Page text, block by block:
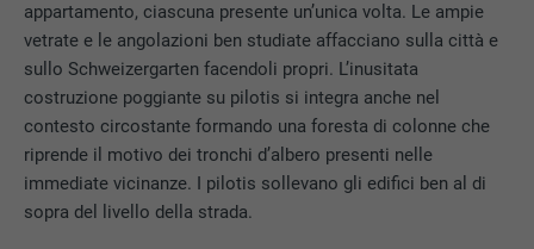
appartamento, ciascuna presente un’unica volta. Le ampie
vetrate e le angolazioni ben studiate affacciano sulla città e
sullo Schweizergarten facendoli propri. L’inusitata
costruzione poggiante su pilotis si integra anche nel
contesto circostante formando una foresta di colonne che
riprende il motivo dei tronchi d’albero presenti nelle
immediate vicinanze. I pilotis sollevano gli edifici ben al di
sopra del livello della strada.